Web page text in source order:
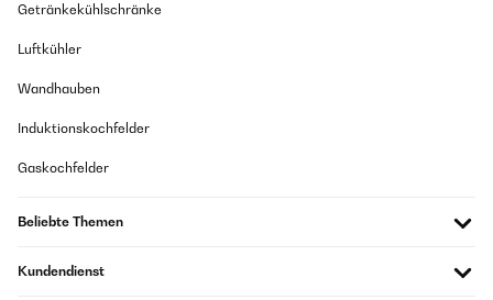
Getränkekühlschränke
Luftkühler
Wandhauben
Induktionskochfelder
Gaskochfelder
Beliebte Themen
Kundendienst